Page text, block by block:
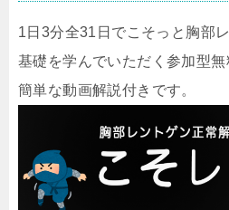
1日3分全31日でこそっと胸部
基礎を学んでいただく参加型
簡単な動画解説付きです。